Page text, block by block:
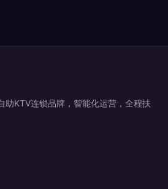
助KTV连锁品牌，智能化运营，全程扶